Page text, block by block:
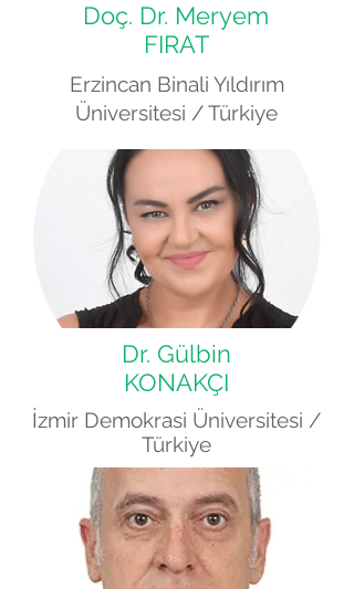
Doç. Dr. Meryem
FIRAT
Erzincan Binali Yıldırım
Üniversitesi / Türkiye
Dr. Gülbin
KONAKÇI
İzmir Demokrasi Üniversitesi /
Türkiye